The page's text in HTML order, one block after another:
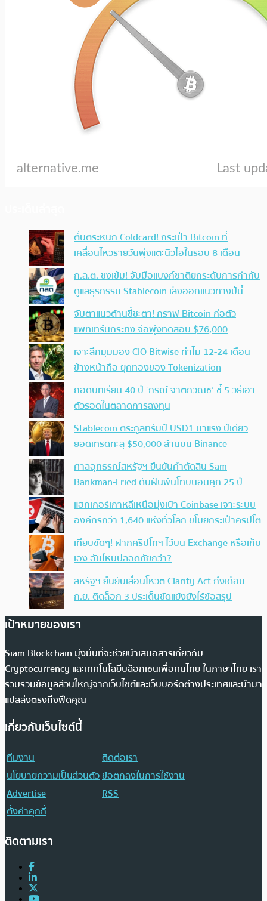
ตื่นตระหนก Coldcard! กระเป๋า Bitcoin ที่
เคลื่อนไหวรายวันพุ่งแตะนิวไฮในรอบ 8 เดือน
ก.ล.ต. ชงเข้ม! จับมือแบงก์ชาติยกระดับการกำกับ
ดูแลธุรกรรม Stablecoin เล็งออกแนวทางปีนี้
จับตาแนวต้านชี้ชะตา! กราฟ Bitcoin ก่อตัว
แพทเทิร์นกระทิง จ่อพุ่งทดสอบ $76,000
เจาะลึกมุมมอง CIO Bitwise ทำไม 12-24 เดือน
ข้างหน้าคือ ยุคทองของ Tokenization
ถอดบทเรียน 40 ปี ‘กรณ์ จาติกวณิช’ ชี้ 5 วิธีเอา
ตัวรอดในตลาดการลงทุน
Stablecoin ตระกูลทรัมป์ USD1 มาแรง ปีเดียว
ยอดเทรดทะลุ $50,000 ล้านบน Binance
ศาลอุทธรณ์สหรัฐฯ ยืนยันคำตัดสิน Sam
Bankman-Fried ดับฝันพ้นโทษนอนคุก 25 ปี
แฮกเกอร์เกาหลีเหนือมุ่งเป้า Coinbase เจาะระบบ
องค์กรกว่า 1,640 แห่งทั่วโลก ขโมยกระเป๋าคริปโต
เทียบชัดๆ! ฝากคริปโทฯ ไว้บน Exchange หรือเก็บ
เอง อันไหนปลอดภัยกว่า?
สหรัฐฯ ยืนยันเลื่อนโหวต Clarity Act ถึงเดือน
ก.ย. ติดล็อก 3 ประเด็นขัดแย้งยังไร้ข้อสรุป
เป้าหมายของเรา
Siam Blockchain มุ่งมั่นที่จะช่วยนำเสนอสารเกี่ยวกับ
Cryptocurrency และเทคโนโลยีบล็อกเชนเพื่อคนไทย ในภาษาไทย เรา
รวบรวมข้อมูลส่วนใหญ่จากเว็บไซต์และเว็บบอร์ดต่างประเทศและนำมา
แปลส่งตรงถึงฟีดคุณ
เกี่ยวกับเว็บไซต์นี้
ทีมงาน
ติดต่อเรา
นโยบายความเป็นส่วนตัวข้อตกลงในการใช้งาน
Advertise
RSS
ตั้งค่าคุกกี้
ติดตามเรา